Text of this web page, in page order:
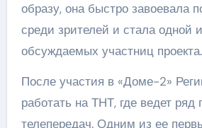
образу, она быстро завоевала
среди зрителей и стала одной
обсуждаемых участниц проекта.
После участия в «Доме-2»
работать на ТНТ, где ведет ряд
телепередач. Одним из ее